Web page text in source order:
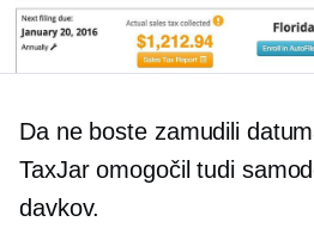
Da ne boste zamudili
TaxJar omogočil tudi
davkov.